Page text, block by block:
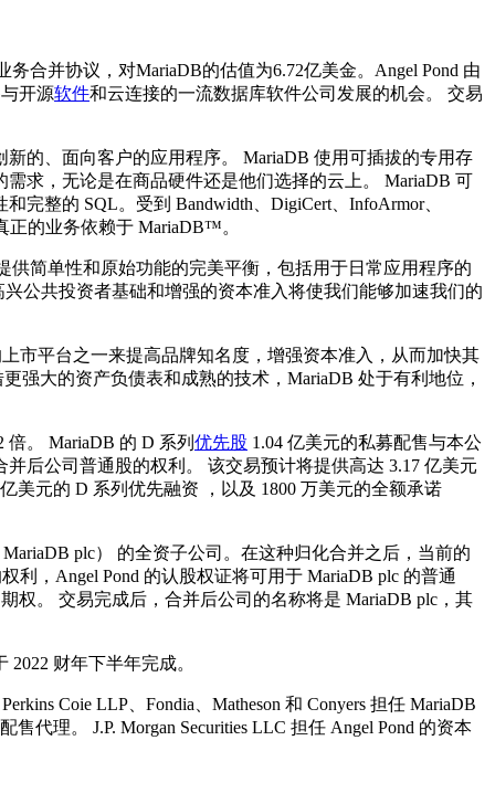
务合并协议，对MariaDB的估值为6.72亿美金。Angel Pond 由
开源软件和云连接的一流数据库软件公司发展的机会。 交易
的、面向客户的应用程序。 MariaDB 使用可插拔的专用存
求，无论是在商品硬件还是他们选择的云上。 MariaDB 可
整的 SQL。受到 Bandwidth、DigiCert、InfoArmor、
正的业务依赖于 MariaDB™。
供简单性和原始功能的完美平衡，包括用于日常应用程序的
公共投资者基础和增强的资本准入将使我们能够加速我们的
上市平台之一来提高品牌知名度，增强资本准入，从而加快其
强大的资产负债表和成熟的技术，MariaDB 处于有利地位，
。 MariaDB 的 D 系列 优先股 1.04 亿美元的私募配售与本公
后公司普通股的权利。 该交易预计将提供高达 3.17 亿美元
美元的 D 系列优先融资 ，以及 1800 万美元的全额承诺
plc） 的全资子公司。在这种归化合并之后，当前的
利，Angel Pond 的认股权证将可用于 MariaDB plc 的普通
权。 交易完成后，合并后公司的名称将是 MariaDB plc，其
财年下半年完成。
Coie LLP、Fondia、Matheson 和 Conyers 担任 MariaDB
代理。 J.P. Morgan Securities LLC 担任 Angel Pond 的资本